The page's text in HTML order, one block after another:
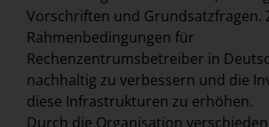
Vorschriften und Grundsatzfragen.
Rahmenbedingungen für
Rechenzentrumsbetreiber in
nachhaltig zu verbessern und die
diese Infrastrukturen zu erhöhen.
Durch die Organisation